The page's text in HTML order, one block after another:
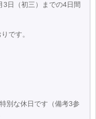
3日（初三）までの4日間
です。
別な休日です（備考3参